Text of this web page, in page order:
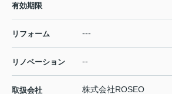
有効期限
リフォーム ---
リノベーション --
取扱会社
株式会社ROSEO